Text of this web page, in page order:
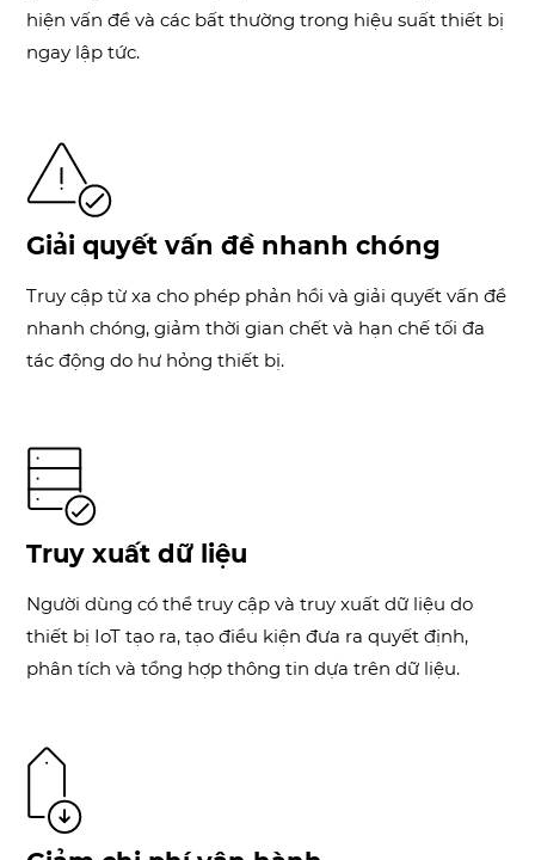
hiện vấn đề và các bất thường trong hiệu suất thiết bị
ngay lập tức.
Giải quyết vấn đề nhanh chóng
Truy cập từ xa cho phép phản hồi và giải quyết vấn đề
nhanh chóng, giảm thời gian chết và hạn chế tối đa
tác động do hư hỏng thiết bị.
Truy xuất dữ liệu
Người dùng có thể truy cập và truy xuất dữ liệu do
thiết bị IoT tạo ra, tạo điều kiện đưa ra quyết định,
phân tích và tổng hợp thông tin dựa trên dữ liệu.